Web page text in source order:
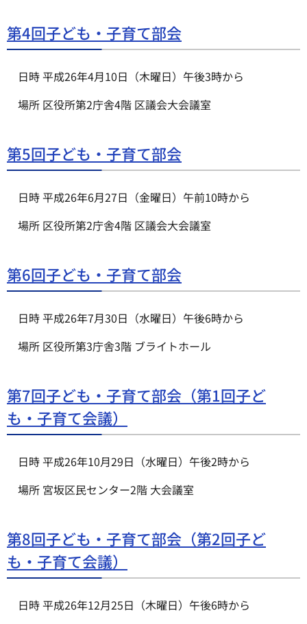
第4回子ども・子育て部会
日時 平成26年4月10日（木曜日）午後3時から
場所 区役所第2庁舎4階 区議会大会議室
第5回子ども・子育て部会
日時 平成26年6月27日（金曜日）午前10時から
場所 区役所第2庁舎4階 区議会大会議室
第6回子ども・子育て部会
日時 平成26年7月30日（水曜日）午後6時から
場所 区役所第3庁舎3階 ブライトホール
第7回子ども・子育て部会（第1回子ど
も・子育て会議）
日時 平成26年10月29日（水曜日）午後2時から
場所 宮坂区民センター2階 大会議室
第8回子ども・子育て部会（第2回子ど
も・子育て会議）
日時 平成26年12月25日（木曜日）午後6時から